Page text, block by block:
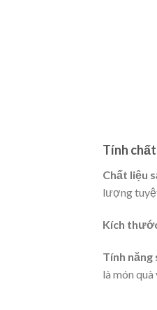
Tính
Chất liệu
lượng
Kích
Tính năng
là món